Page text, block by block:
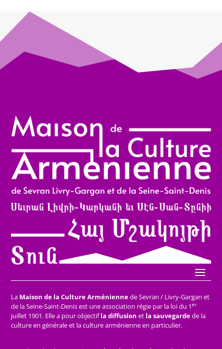
La Maison de la Culture Arméniennede Sevran / Livry-Gargan et
de la Seine-Saint-Denis est une association régie par la loi du 1er
juillet 1901. Elle a pour objectifla diffusion et la sauvegardede la
culture en générale et la culture arménienne en particulier.